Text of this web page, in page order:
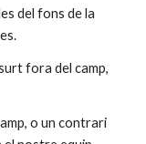
del fons de la
fora del camp,
o un contrari